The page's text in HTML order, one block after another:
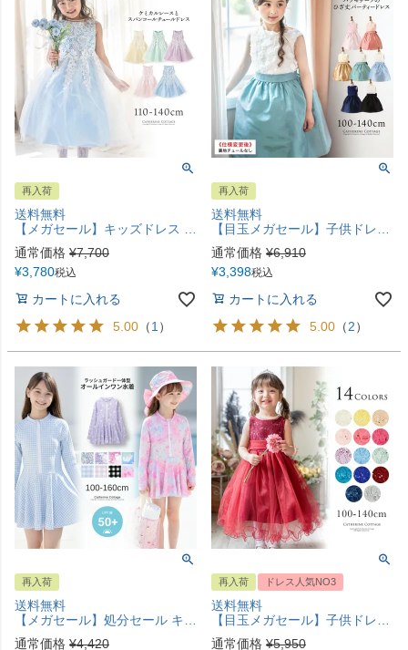
再入荷
送料無料
【メガセール】キッズドレス ケミカルレース スパンコールチュールドレス フォーマル ドレス TAK キャサリンコテージ
通常価格 ¥7,700
¥3,780税込
カートに入れる
5.00 （1 ）
再入荷
送料無料
【目玉メガセール】子供ドレス ローズ TAK 女の子 フォーマル ピアノ発表会 キッズ キャサリンコテージ 小学生
通常価格 ¥6,910
¥3,398税込
カートに入れる
5.00 （2）
再入荷
送料無料
【メガセール】処分セール キッズ 水着 女の子 オールインワン ラッシュガード一体型 スイムウェア ワンピース水着 インナーパンツ付き TAK
通常価格 ¥4,420
再入荷 ドレス人気NO3
送料無料
【目玉メガセール】子供ドレス コスパ重視派のスパンコールレースチュールドレス キッズドレス TAK
通常価格 ¥5,950